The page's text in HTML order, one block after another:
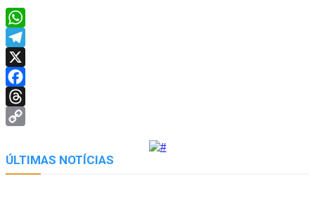
WhatsApp
Telegram
X
Facebook
Threads
Link
ÚLTIMAS NOTÍCIAS